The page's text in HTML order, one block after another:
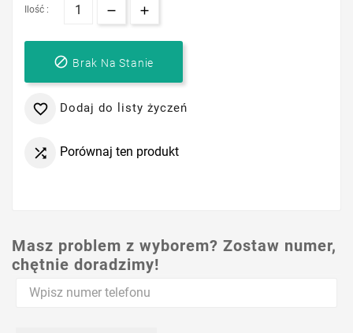
Ilość :
 Brak Na Stanie
 Dodaj do listy życzeń
 Porównaj ten produkt
Masz problem z wyborem? Zostaw numer,
chętnie doradzimy!